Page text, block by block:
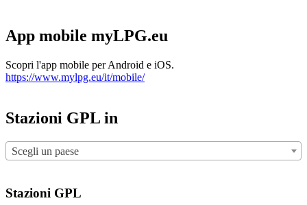
App mobile myLPG.eu
Scopri l'app mobile per Android e iOS.
https://www.mylpg.eu/it/mobile/
Stazioni GPL in
Scegli un paese
Stazioni GPL